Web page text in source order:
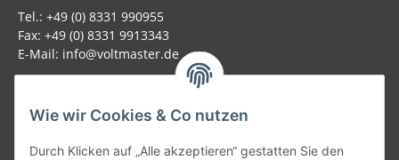
Wie wir Cookies & Co nutzen
Durch Klicken auf „Alle akzeptieren“ gestatten Sie den
Tel.: +49 (0) 8331 990955
Fax: +49 (0) 8331 9913343
E-Mail: info@voltmaster.de